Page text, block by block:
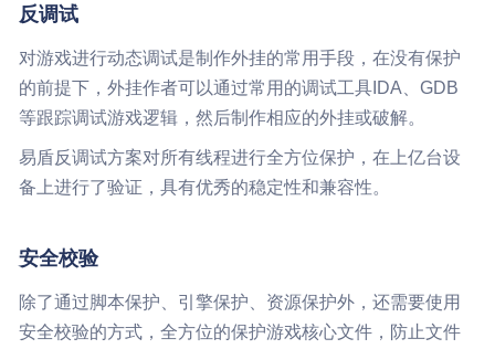
反调试
对游戏进行动态调试是制作外挂的常用手段，在没有保护
的前提下，外挂作者可以通过常用的调试工具IDA、GDB
等跟踪调试游戏逻辑，然后制作相应的外挂或破解。
易盾反调试方案对所有线程进行全方位保护，在上亿台设
备上进行了验证，具有优秀的稳定性和兼容性。
安全校验
除了通过脚本保护、引擎保护、资源保护外，还需要使用
安全校验的方式，全方位的保护游戏核心文件，防止文件